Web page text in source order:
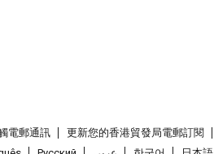
電郵通訊 更新您的香港貿發局電郵訂閱